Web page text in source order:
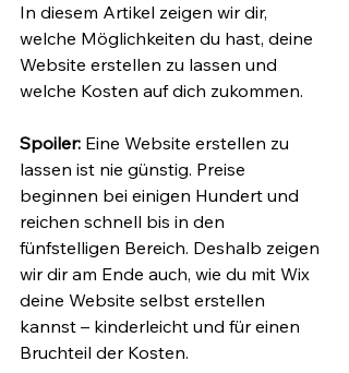
In diesem Artikel zeigen wir dir,
welche Möglichkeiten du hast, deine
Website erstellen zu lassen und
welche Kosten auf dich zukommen.
Spoiler: Eine Website erstellen zu
lassen ist nie günstig. Preise
beginnen bei einigen Hundert und
reichen schnell bis in den
fünfstelligen Bereich. Deshalb zeigen
wir dir am Ende auch, wie du mit Wix
deine Website selbst erstellen
kannst – kinderleicht und für einen
Bruchteil der Kosten.